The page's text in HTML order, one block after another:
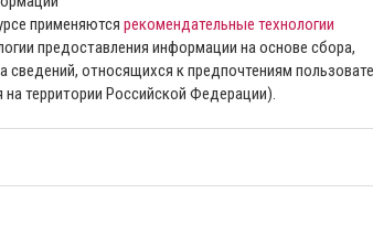
применяются рекомендательные технологии
предоставления информации на основе сбора,
сведений, относящихся к предпочтениям
на территории Российской Федерации).